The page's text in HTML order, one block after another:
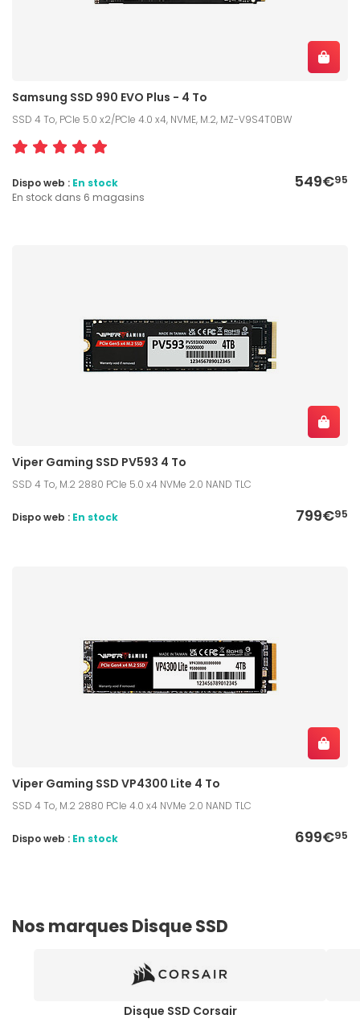
Samsung SSD 990 EVO Plus - 4 To
SSD 4 To, PCIe 5.0 x2/PCIe 4.0 x4, NVME, M.2, MZ-V9S4T0BW
549€95
Dispo web : En stock
En stock dans 6 magasins
Viper Gaming SSD PV593 4 To
SSD 4 To, M.2 2880 PCIe 5.0 x4 NVMe 2.0 NAND TLC
799€95
Dispo web : En stock
Viper Gaming SSD VP4300 Lite 4 To
SSD 4 To, M.2 2880 PCIe 4.0 x4 NVMe 2.0 NAND TLC
699€95
Dispo web : En stock
Nos marques Disque SSD
Disque SSD Corsair